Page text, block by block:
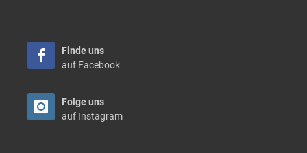
Finde uns
auf Facebook
Folge uns
auf Instagram